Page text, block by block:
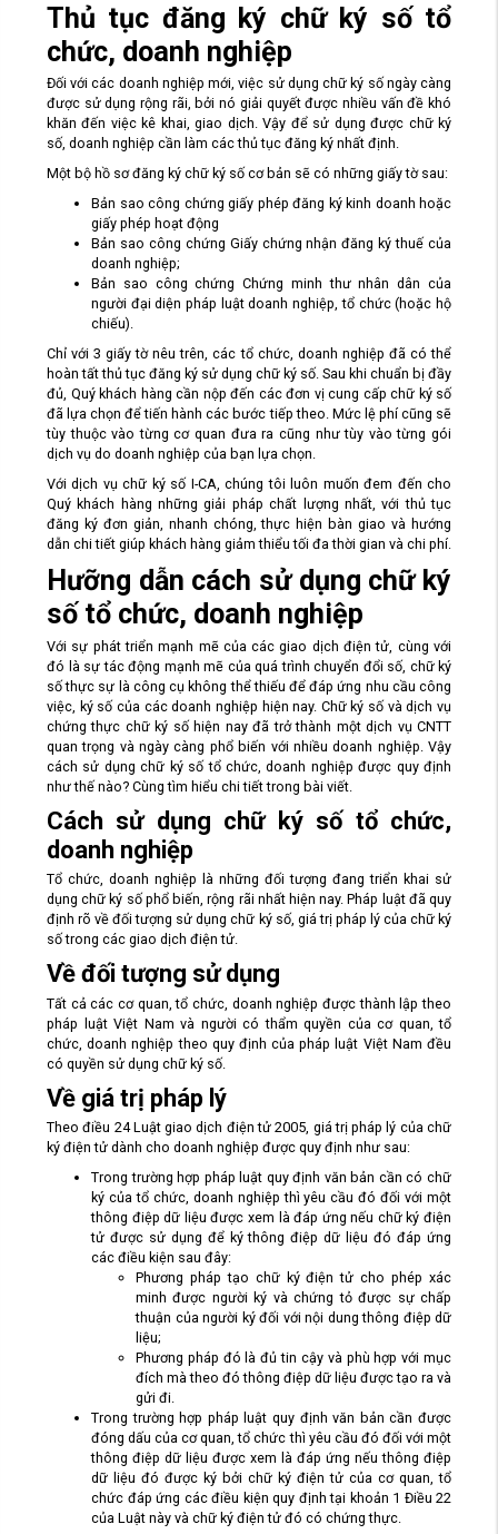
Thủ tục đăng ký chữ ký số tổ
chức, doanh nghiệp
Đối với các doanh nghiệp mới, việc sử dụng chữ ký số ngày càng
được sử dụng rộng rãi, bởi nó giải quyết được nhiều vấn đề khó
khăn đến việc kê khai, giao dịch. Vậy để sử dụng được chữ ký
số, doanh nghiệp cần làm các thủ tục đăng ký nhất định.
Một bộ hồ sơ đăng ký chữ ký số cơ bản sẽ có những giấy tờ sau:
Bản sao công chứng giấy phép đăng ký kinh doanh hoặc
giấy phép hoạt động
Bản sao công chứng Giấy chứng nhận đăng ký thuế của
doanh nghiệp;
Bản sao công chứng Chứng minh thư nhân dân của
người đại diện pháp luật doanh nghiệp, tổ chức (hoặc hộ
chiếu).
Chỉ với 3 giấy tờ nêu trên, các tổ chức, doanh nghiệp đã có thể
hoàn tất thủ tục đăng ký sử dụng chữ ký số. Sau khi chuẩn bị đầy
đủ, Quý khách hàng cần nộp đến các đơn vị cung cấp chữ ký số
đã lựa chọn để tiến hành các bước tiếp theo. Mức lệ phí cũng sẽ
tùy thuộc vào từng cơ quan đưa ra cũng như tùy vào từng gói
dịch vụ do doanh nghiệp của bạn lựa chọn.
Với dịch vụ chữ ký số I-CA, chúng tôi luôn muốn đem đến cho
Quý khách hàng những giải pháp chất lượng nhất, với thủ tục
đăng ký đơn giản, nhanh chóng, thực hiện bàn giao và hướng
dẫn chi tiết giúp khách hàng giảm thiểu tối đa thời gian và chi phí.
Hưỡng dẫn cách sử dụng chữ ký
số tổ chức, doanh nghiệp
Với sự phát triển mạnh mẽ của các giao dịch điện tử, cùng với
đó là sự tác động mạnh mẽ của quá trình chuyển đổi số, chữ ký
số thực sự là công cụ không thể thiếu để đáp ứng nhu cầu công
việc, ký số của các doanh nghiệp hiện nay. Chữ ký số và dịch vụ
chứng thực chữ ký số hiện nay đã trở thành một dịch vụ CNTT
quan trọng và ngày càng phổ biến với nhiều doanh nghiệp. Vậy
cách sử dụng chữ ký số tổ chức, doanh nghiệp được quy định
như thế nào? Cùng tìm hiểu chi tiết trong bài viết.
Cách sử dụng chữ ký số tổ chức,
doanh nghiệp
Tổ chức, doanh nghiệp là những đối tượng đang triển khai sử
dụng chữ ký số phổ biến, rộng rãi nhất hiện nay. Pháp luật đã quy
định rõ về đối tượng sử dụng chữ ký số, giá trị pháp lý của chữ ký
số trong các giao dịch điện tử.
Về đối tượng sử dụng
Tất cả các cơ quan, tổ chức, doanh nghiệp được thành lập theo
pháp luật Việt Nam và người có thẩm quyền của cơ quan, tổ
chức, doanh nghiệp theo quy định của pháp luật Việt Nam đều
có quyền sử dụng chữ ký số.
Về giá trị pháp lý
Theo điều 24 Luật giao dịch điện tử 2005, giá trị pháp lý của chữ
ký điện tử dành cho doanh nghiệp được quy định như sau:
Trong trường hợp pháp luật quy định văn bản cần có chữ
ký của tổ chức, doanh nghiệp thì yêu cầu đó đối với một
thông điệp dữ liệu được xem là đáp ứng nếu chữ ký điện
tử được sử dụng để ký thông điệp dữ liệu đó đáp ứng
các điều kiện sau đây:
Phương pháp tạo chữ ký điện tử cho phép xác
minh được người ký và chứng tỏ được sự chấp
thuận của người ký đối với nội dung thông điệp dữ
liệu;
Phương pháp đó là đủ tin cậy và phù hợp với mục
đích mà theo đó thông điệp dữ liệu được tạo ra và
gửi đi.
Trong trường hợp pháp luật quy định văn bản cần được
đóng dấu của cơ quan, tổ chức thì yêu cầu đó đối với một
thông điệp dữ liệu được xem là đáp ứng nếu thông điệp
dữ liệu đó được ký bởi chữ ký điện tử của cơ quan, tổ
chức đáp ứng các điều kiện quy định tại khoản 1 Điều 22
của Luật này và chữ ký điện tử đó có chứng thực.